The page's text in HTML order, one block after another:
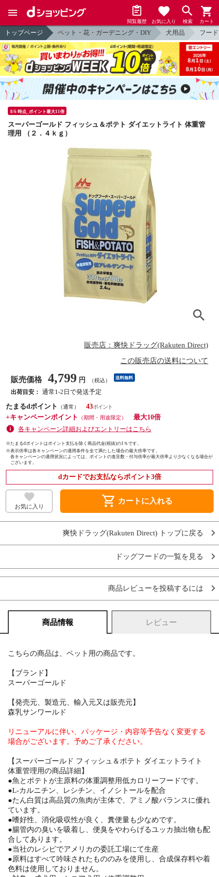
閲覧履歴 お気に入り 検索 カート
トップページ ペット・花・ガーデニング・DIY 犬用品 フード
8/6 時点_ポイント最大11倍
スーパーゴールド フィッシュ＆ポテト ダイエットライト 体重管
理用 （２．４ｋｇ）
販売店：爽快ドラッグ(Rakuten Direct)
この販売店の送料について
販売価格 4,799 円 （税込） 送料無料
出荷目安： 通常1-2日で発送予定
たまるdポイント
（通常）
43
+キャンペーンポイント
（期間・用途限定）
最大10倍
各キャンペーン詳細およびエントリーはこちら
※たまるdポイントはポイント支払を除く商品代金(税抜)の1％です。
※表示倍率は各キャンペーンの適用条件を全て満たした場合の最大倍率です。
各キャンペーンの適用状況によっては、ポイントの進呈数・付与倍率が最大倍率より少なくなる場合が
ございます。
dカードでお支払ならポイント3倍
お気に入り shopping_cart カートに入れる
爽快ドラッグ(Rakuten Direct) トップに戻る
ドッグフードの一覧を見る
商品レビューを投稿するには
商品情報 レビュー
こちらの商品は、ペット用の商品です。
【ブランド】
スーパーゴールド
【発売元、製造元、輸入元又は販売元】
森乳サンワールド
リニューアルに伴い、パッケージ・内容等予告なく変更する
場合がございます。予めご了承ください。
【スーパーゴールド フィッシュ＆ポテト ダイエットライト
体重管理用の商品詳細】
●魚とポテトが主原料の体重調整用低カロリーフードです。
●L-カルニチン、レシチン、イノシトールを配合
●たん白質は高品質の魚肉が主体で、アミノ酸バランスに優れ
ています。
●嗜好性、消化吸収性が良く、糞便量も少なめです。
●腸管内の臭いを吸着し、便臭をやわらげるユッカ抽出物も配
合してあります。
●当社のレシピでアメリカの委託工場にて生産
●原料はすべて吟味されたもののみを使用し、合成保存料や着
色料は使用しておりません。